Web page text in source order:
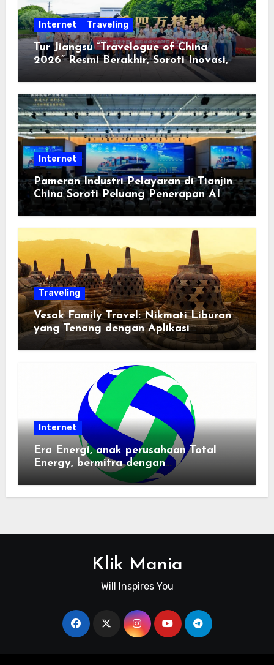
Internet Traveling
Tur Jiangsu “Travelogue of China
2026” Resmi Berakhir, Soroti Inovasi,
Keterbukaan, dan Pembangunan
Berorientasi pada Masyarakat
Internet
Pameran Industri Pelayaran di Tianjin
China Soroti Peluang Penerapan AI
Traveling
Vesak Family Travel: Nikmati Liburan
yang Tenang dengan Aplikasi
Pemindai PDF
Internet
Era Energi, anak perusahaan Total
Energy, bermitra dengan
Zhuochuangtong untuk mempercepat
transisi energi Indonesia — raksasa
Klik Mania
Will Inspires You